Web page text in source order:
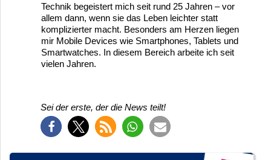
Technik begeistert mich seit rund 25 Jahren – vor
allem dann, wenn sie das Leben leichter statt
komplizierter macht. Besonders am Herzen liegen
mir Mobile Devices wie Smartphones, Tablets und
Smartwatches. In diesem Bereich arbeite ich seit
vielen Jahren.
Sei der erste, der die News teilt!